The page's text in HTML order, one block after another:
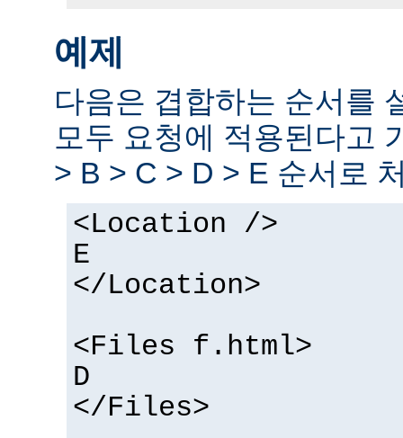
예제
다음은 겹합하는 순서를
모두 요청에 적용된다고
> B > C > D > E 순서로
<Location />
E
</Location>
<Files f.html>
D
</Files>